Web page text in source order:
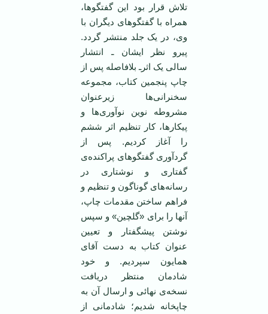
تلاش قرار بود این گفتگوها،
همراه با گفتگوهای دیگران با
وی، در یک جلد منتشر گردد.
پیرو نظر ایشان ـ انتشار
سالی یک اثرـ بلافاصله پس از
چاپ پنجمین کتاب، مجموعه
سخنرانی‌ها زیرعنوان
مشروطه نوین نوآوری‌ها و
پیکارها، کار تنظیم اثر ششم
را آغاز کردیم. پس از
گردآوری گفتگوهای پراکنده‌ی
گفتاری و نوشتاری در
رسانه‌های گوناگون و تنظیم و
فراهم ساختن مقدمات چاپ،
آنها را برای «گلچین» و سپس
نوشتن پیشگفتار و تعیین
عنوان کتاب به دست آقای
همایون سپردیم. و خود
شادمان منتظر دریافت
نسخه‌ی نهائی و ارسال آن به
چاپخانه شدیم؛ شادمانی از